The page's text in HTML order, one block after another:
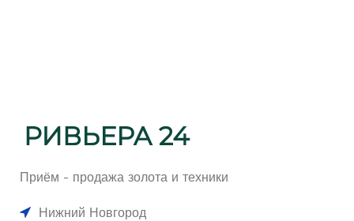
Приём - продажа золота и техники
Нижний Новгород